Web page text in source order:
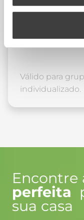
Válido para
individualizado.
Encontre
perfeita
sua casa